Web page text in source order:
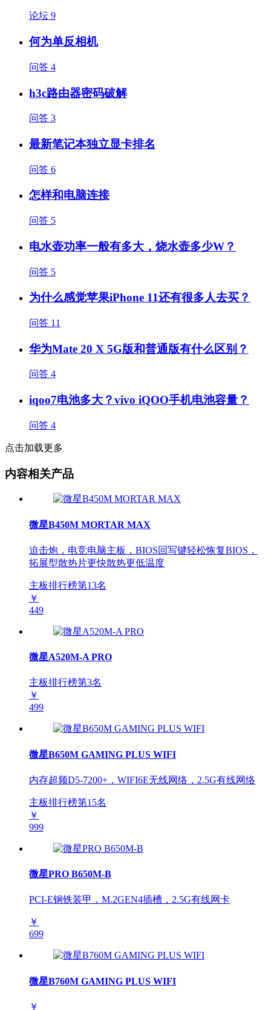
论坛 9
何为单反相机
问答 4
h3c路由器密码破解
问答 3
最新笔记本独立显卡排名
问答 6
怎样和电脑连接
问答 5
电水壶功率一般有多大，烧水壶多少W？
问答 5
为什么感觉苹果iPhone 11还有很多人去买？
问答 11
华为Mate 20 X 5G版和普通版有什么区别？
问答 4
iqoo7电池多大？vivo iQOO手机电池容量？
问答 4
点击加载更多
内容相关产品
微星B450M MORTAR MAX
迫击炮，电竞电脑主板，BIOS回写键轻松恢复BIOS，
拓展型散热片更快散热更低温度
主板排行榜第13名
￥
449
微星A520M-A PRO
主板排行榜第3名
￥
499
微星B650M GAMING PLUS WIFI
内存超频D5-7200+，WIFI6E无线网络，2.5G有线网络
主板排行榜第15名
￥
999
微星PRO B650M-B
PCI-E钢铁装甲，M.2GEN4插槽，2.5G有线网卡
￥
699
微星B760M GAMING PLUS WIFI
￥